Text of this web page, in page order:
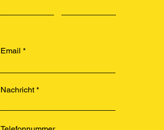
Email
Nachricht